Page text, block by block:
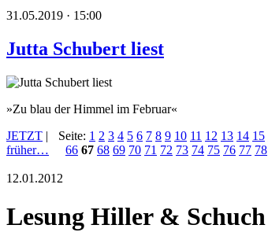
31.05.2019 · 15:00
Jutta Schubert liest
»Zu blau der Himmel im Februar«
JETZT |
früher…
Seite: 1 2 3 4 5 6 7 8 9 10 11 12 13 14 15
66 67 68 69 70 71 72 73 74 75 76 77 78
12.01.2012
Lesung Hiller & Schuch